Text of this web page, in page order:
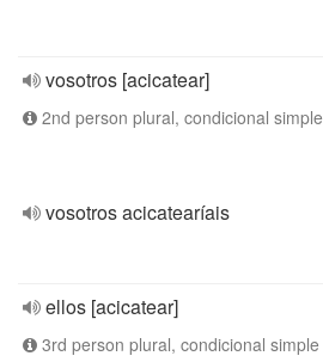
vosotros [acicatear]
2nd person plural, condicional simple
vosotros acicatearíais
ellos [acicatear]
3rd person plural, condicional simple